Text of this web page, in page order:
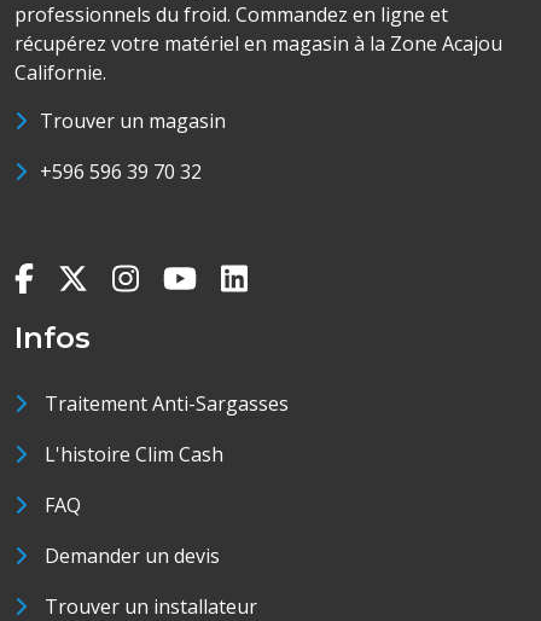
professionnels du froid. Commandez en ligne et
récupérez votre matériel en magasin à la Zone Acajou
Californie.
Trouver un magasin
+596 596 39 70 32
Infos
Traitement Anti-Sargasses
L'histoire Clim Cash
FAQ
Demander un devis
Trouver un installateur